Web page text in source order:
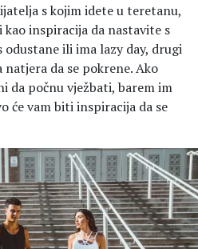
s kojim idete u teretanu,
inspiracija da nastavite s
ili ima lazy day, drugi
da se pokrene. Ako
da počnu vježbati, barem im
će vam biti inspiracija da se